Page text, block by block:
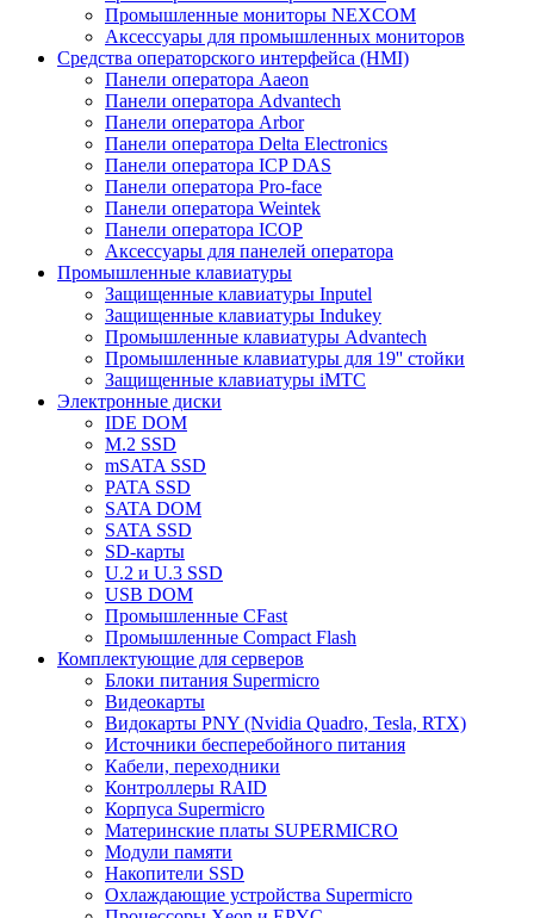
Промышленные мониторы NEXCOM
Аксессуары для промышленных мониторов
Средства операторского интерфейса (HMI)
Панели оператора Aaeon
Панели оператора Advantech
Панели оператора Arbor
Панели оператора Delta Electronics
Панели оператора ICP DAS
Панели оператора Pro-face
Панели оператора Weintek
Панели оператора ICOP
Аксессуары для панелей оператора
Промышленные клавиатуры
Защищенные клавиатуры Inputel
Защищенные клавиатуры Indukey
Промышленные клавиатуры Advantech
Промышленные клавиатуры для 19'' стойки
Защищенные клавиатуры iMTC
Электронные диски
IDE DOM
M.2 SSD
mSATA SSD
PATA SSD
SATA DOM
SATA SSD
SD-карты
U.2 и U.3 SSD
USB DOM
Промышленные CFast
Промышленные Compact Flash
Комплектующие для серверов
Блоки питания Supermicro
Видеокарты
Видокарты PNY (Nvidia Quadro, Tesla, RTX)
Источники бесперебойного питания
Кабели, переходники
Контроллеры RAID
Корпуса Supermicro
Материнские платы SUPERMICRO
Модули памяти
Накопители SSD
Охлаждающие устройства Supermicro